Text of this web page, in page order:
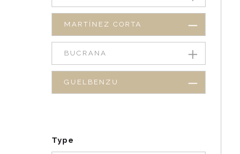
MARTÍNEZ CORTA
BUCRANA
GUELBENZU
Type